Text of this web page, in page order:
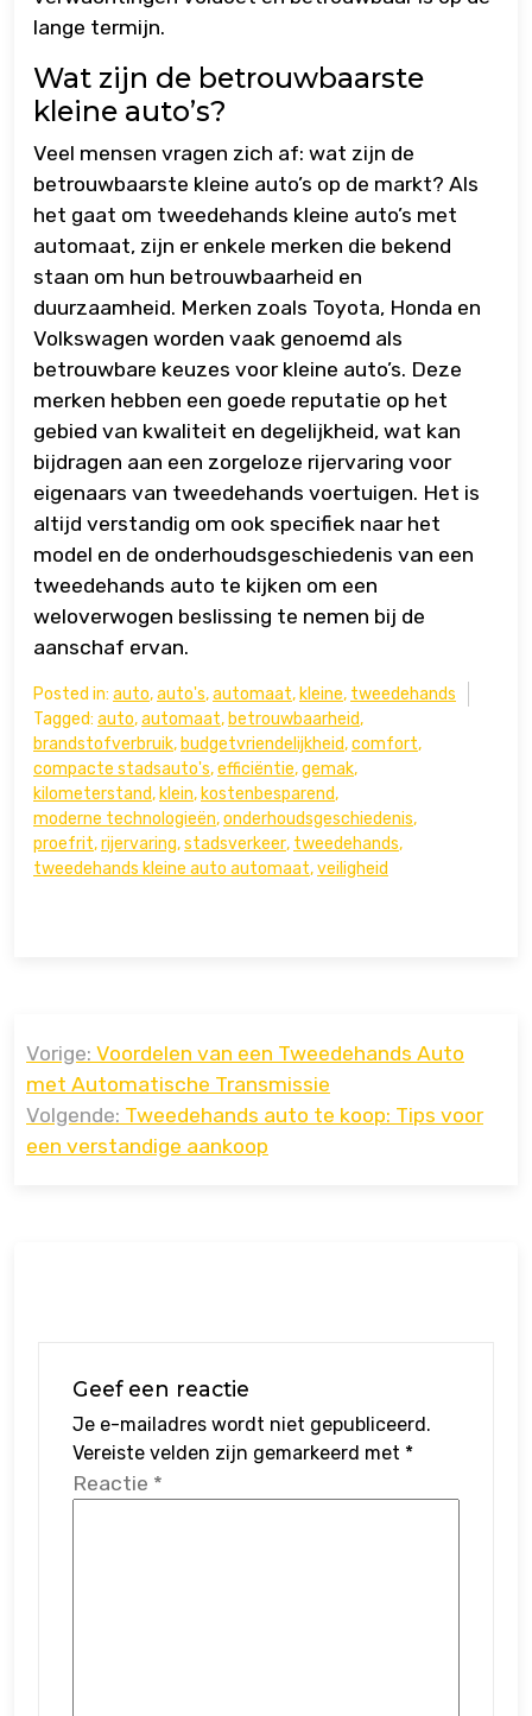
lange termijn.
Wat zijn de betrouwbaarste
kleine auto’s?
Veel mensen vragen zich af: wat zijn de
betrouwbaarste kleine auto’s op de markt? Als
het gaat om tweedehands kleine auto’s met
automaat, zijn er enkele merken die bekend
staan om hun betrouwbaarheid en
duurzaamheid. Merken zoals Toyota, Honda en
Volkswagen worden vaak genoemd als
betrouwbare keuzes voor kleine auto’s. Deze
merken hebben een goede reputatie op het
gebied van kwaliteit en degelijkheid, wat kan
bijdragen aan een zorgeloze rijervaring voor
eigenaars van tweedehands voertuigen. Het is
altijd verstandig om ook specifiek naar het
model en de onderhoudsgeschiedenis van een
tweedehands auto te kijken om een
weloverwogen beslissing te nemen bij de
aanschaf ervan.
Posted in: auto,auto's,automaat, kleine, tweedehands
Tagged: auto,automaat, betrouwbaarheid,
brandstofverbruik, budgetvriendelijkheid,comfort,
compacte stadsauto's,efficiëntie,gemak,
kilometerstand, klein, kostenbesparend,
moderne technologieën,onderhoudsgeschiedenis,
proefrit,rijervaring,stadsverkeer, tweedehands,
tweedehands kleine auto automaat,veiligheid
navigatie
Vorige: Voordelen van een Tweedehands Auto
met Automatische Transmissie
Volgende: Tweedehands auto te koop: Tips voor
een verstandige aankoop
Geef een reactie
Je e-mailadres wordt niet gepubliceerd.
Vereiste velden zijn gemarkeerd met *
Reactie *